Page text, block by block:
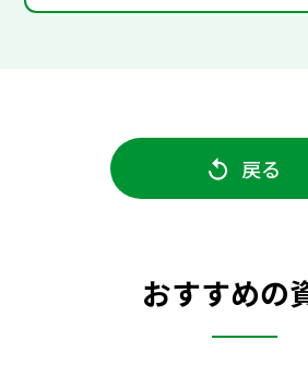
戻る
おすすめの